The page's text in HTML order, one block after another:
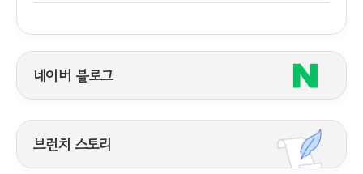
네이버 블로그
브런치 스토리